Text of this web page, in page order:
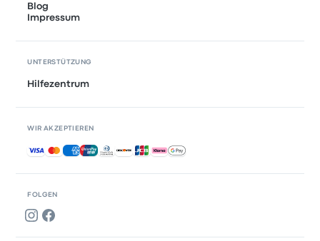
FOLGEN
Blog
Impressum
UNTERSTÜTZUNG
Hilfezentrum
WIR AKZEPTIEREN
Akzeptierte Zahlungsmethoden